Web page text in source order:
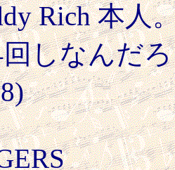
Rich 本人
しなんだ